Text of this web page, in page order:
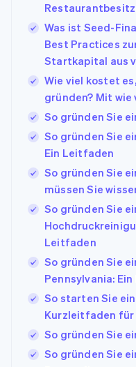
Was ist Seed-
Best Practices
Startkapital aus
Wie viel kostet
gründen? Mit wie
So gründen Sie
So gründen Sie
Ein Leitfaden
So gründen Sie
müssen Sie
So gründen Sie
Leitfaden
So gründen Sie
Pennsylvania:
So starten Sie
Kurzleitfaden für
So gründen Sie
So gründen Sie